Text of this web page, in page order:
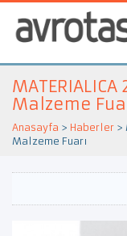
Malzeme
Anasayfa > Haberler >
Malzeme Fuarı